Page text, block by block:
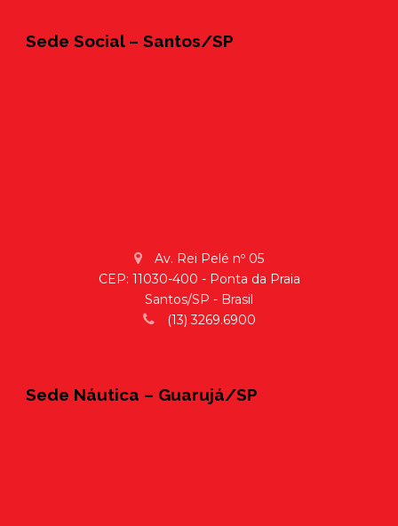
Sede Social – Santos/SP
Av. Rei Pelé nº 05
CEP: 11030-400 - Ponta da Praia
Santos/SP - Brasil
(13) 3269.6900
Sede Náutica – Guarujá/SP